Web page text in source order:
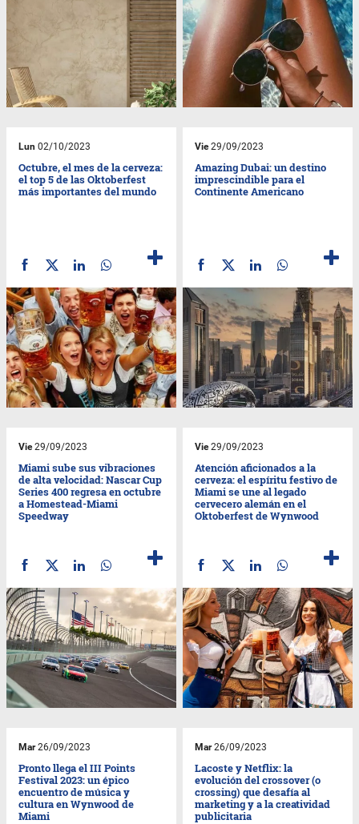
Lun 02/10/2023
Octubre, el mes de la cerveza:
el top 5 de las Oktoberfest
más importantes del mundo
Vie29/09/2023
Amazing Dubai: un destino
imprescindible para el
Continente Americano
Vie29/09/2023
Miami sube sus vibraciones
de alta velocidad: Nascar Cup
Series 400 regresa en octubre
a Homestead-Miami
Speedway
Vie29/09/2023
Atención aficionados a la
cerveza: el espíritu festivo de
Miami se une al legado
cervecero alemán en el
Oktoberfest de Wynwood
Mar26/09/2023
Pronto llega el III Points
Festival 2023: un épico
encuentro de música y
cultura en Wynwood de
Miami
Mar26/09/2023
Lacoste y Netflix: la
evolución del crossover (o
crossing) que desafía al
marketing y a la creatividad
publicitaria